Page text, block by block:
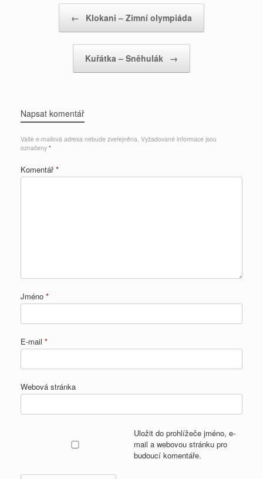
← Klokani – Zimní olympiáda
Kuřátka – Sněhulák →
Napsat komentář
Vaše e-mailová adresa nebude zveřejněna. Vyžadované informace jsou
označeny *
Komentář*
Jméno *
E-mail *
Webová stránka
Uložit do prohlížeče jméno, e-
mail a webovou stránku pro
budoucí komentáře.